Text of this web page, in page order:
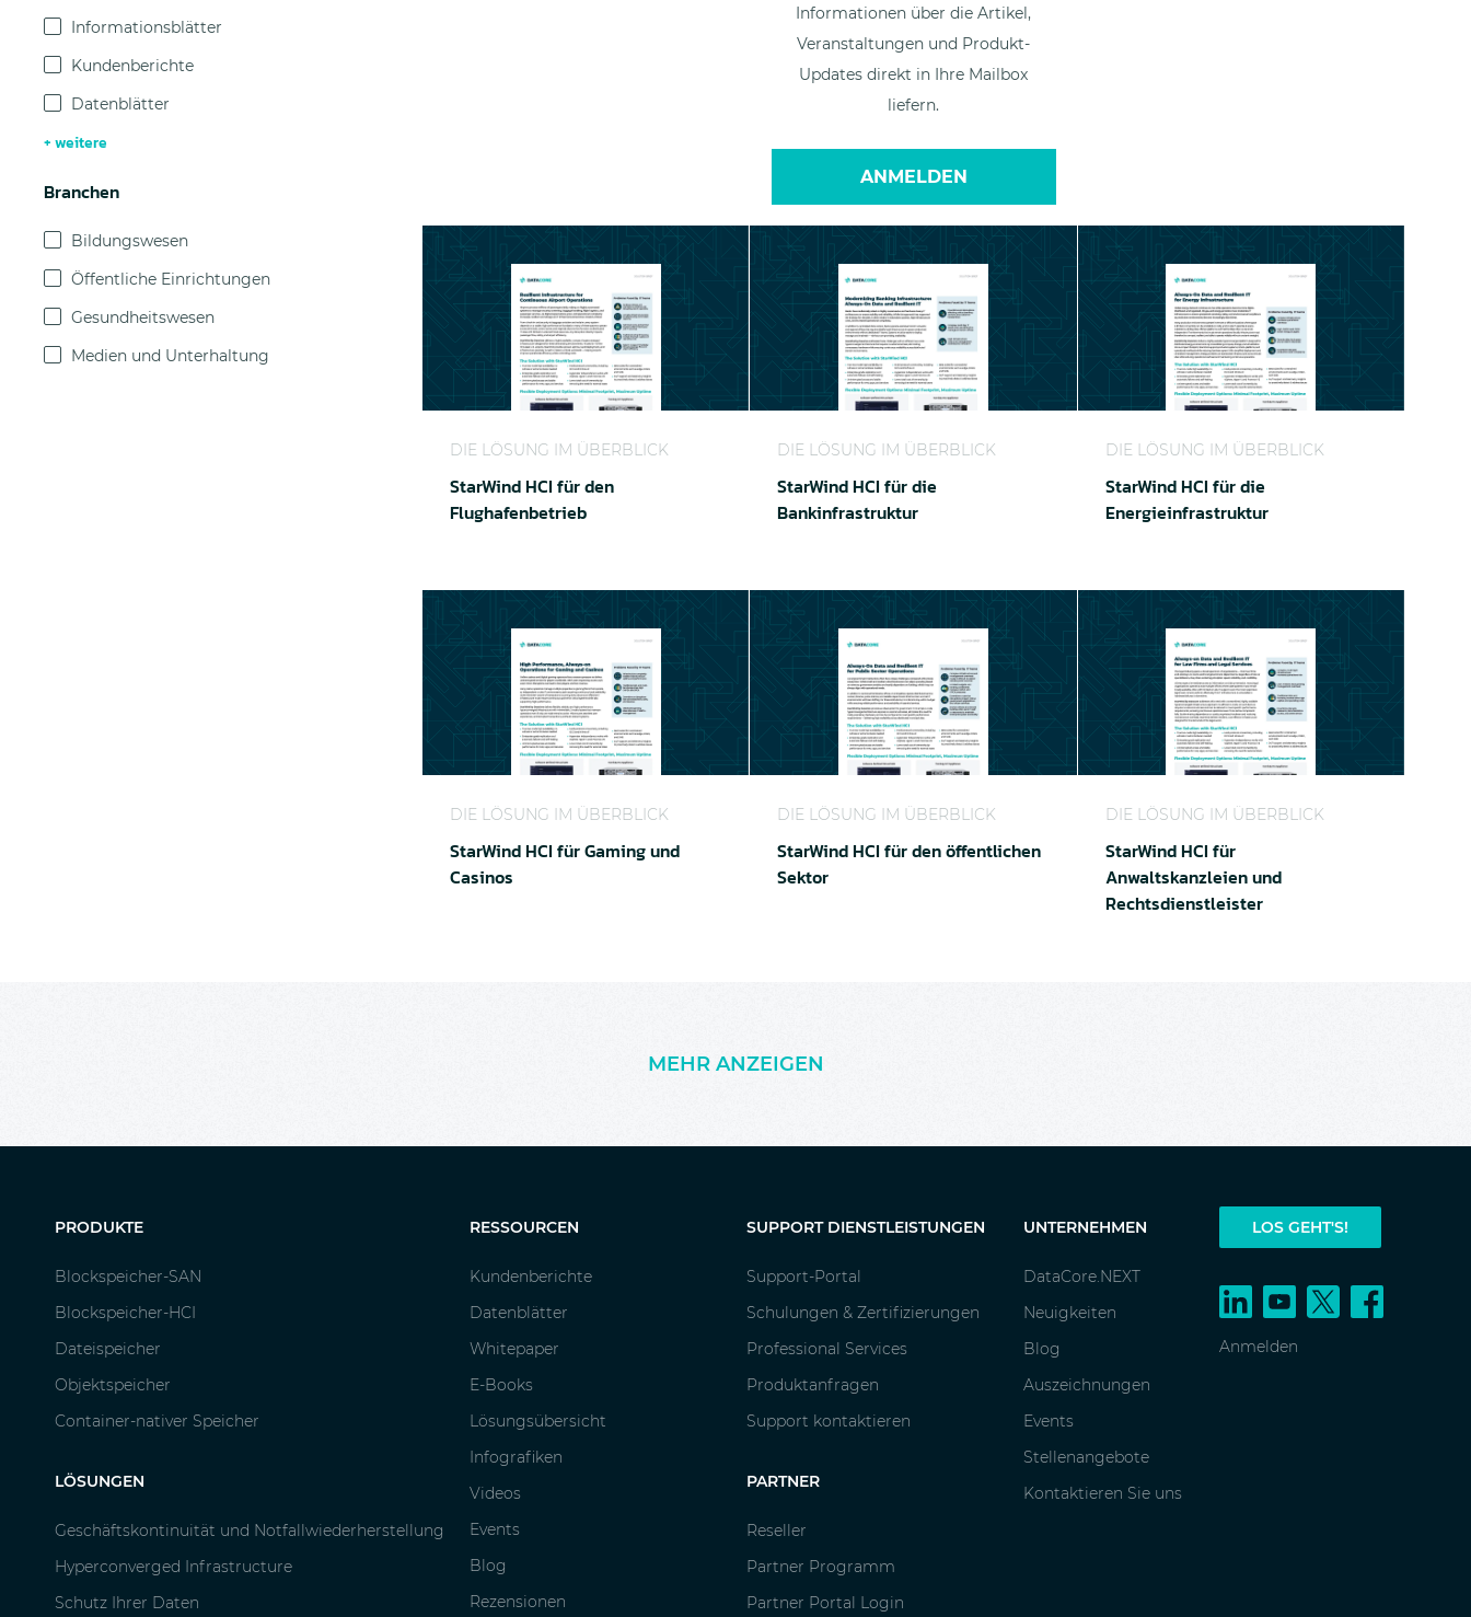
Informationsblätter
Kundenberichte
Datenblätter
+ weitere
Branchen
Bildungswesen
Öffentliche Einrichtungen
Gesundheitswesen
Medien und Unterhaltung
Informationen über die Artikel,
Veranstaltungen und Produkt-
Updates direkt in Ihre Mailbox
liefern.
ANMELDEN
DIE LÖSUNG IM ÜBERBLICK
StarWind HCI für den
Flughafenbetrieb
DIE LÖSUNG IM ÜBERBLICK
StarWind HCI für die
Bankinfrastruktur
DIE LÖSUNG IM ÜBERBLICK
StarWind HCI für die
Energieinfrastruktur
DIE LÖSUNG IM ÜBERBLICK
StarWind HCI für Gaming und
Casinos
DIE LÖSUNG IM ÜBERBLICK
StarWind HCI für den öffentlichen
Sektor
DIE LÖSUNG IM ÜBERBLICK
StarWind HCI für
Anwaltskanzleien und
Rechtsdienstleister
MEHR ANZEIGEN
PRODUKTE
Blockspeicher-SAN
Blockspeicher-HCI
Dateispeicher
Objektspeicher
Container-nativer Speicher
LÖSUNGEN
Geschäftskontinuität und Notfallwiederherstellung
Hyperconverged Infrastructure
Schutz Ihrer Daten
RESSOURCEN
Kundenberichte
Datenblätter
Whitepaper
E-Books
Lösungsübersicht
Infografiken
Videos
Events
Blog
Rezensionen
SUPPORT DIENSTLEISTUNGEN
Support-Portal
Schulungen & Zertifizierungen
Professional Services
Produktanfragen
Support kontaktieren
PARTNER
Reseller
Partner Programm
Partner Portal Login
UNTERNEHMEN
DataCore.NEXT
Neuigkeiten
Blog
Auszeichnungen
Events
Stellenangebote
Kontaktieren Sie uns
LOS GEHT'S!
Anmelden